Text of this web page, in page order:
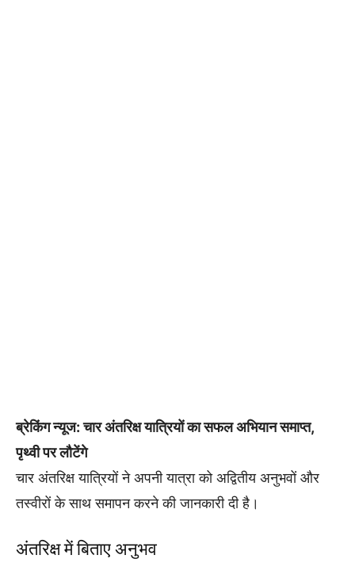
ब्रेकिंग न्यूज: चार अंतरिक्ष यात्रियों का सफल अभियान समाप्त,
पृथ्वी पर लौटेंगे
चार अंतरिक्ष यात्रियों ने अपनी यात्रा को अद्वितीय अनुभवों और
तस्वीरों के साथ समापन करने की जानकारी दी है।
अंतरिक्ष में बिताए अनुभव